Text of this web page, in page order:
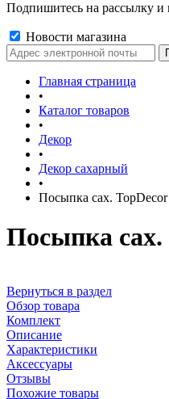
Подпишитесь на рассылку и
Новости магазина
Главная страница
•
Каталог товаров
•
Декор
•
Декор сахарный
•
Посыпка сах.
Посыпка
Вернуться в раздел
Обзор товара
Комплект
Описание
Характеристики
Аксессуары
Отзывы
Похожие товары